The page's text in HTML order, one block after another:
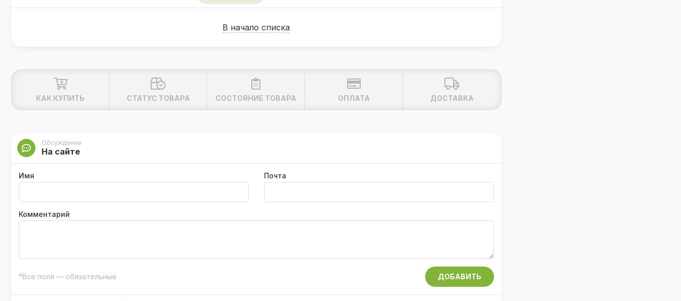
Технические характеристики туалета
Вакуумный клапан, повышающий мощность смыва;
Кассетка с выдвижной ручкой и колесиками. Объем кассеты 18 л;
В комплекте сервисный люк с замком.
Туалет;
Кассета;
Сервисный ключ с замком и ключами;
Пульт ДУ с держателем на стену.
В начало списка
КАК КУПИТЬ СТАТУС ТОВАРА СОСТОЯНИЕ ТОВАРА ОПЛАТА ДОСТАВКА
Обсуждение
На сайте
Имя Почта
Комментарий
*Все поля — обязательные ДОБАВИТЬ